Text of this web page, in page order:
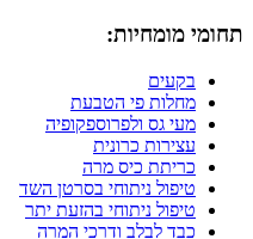
תחומי מומחיות:
בקעים
מחלות פי הטבעת
מעי גס ולפרוספקופיה
עצירות כרונית
כריתת כיס מרה
טיפול ניתוחי בסרטן השד
טיפול ניתוחי בהזעת יתר
כבד לבלב ודרכי המרה